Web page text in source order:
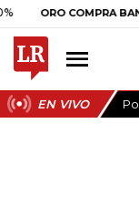
COMPRA BANCO DE
EN VIVO